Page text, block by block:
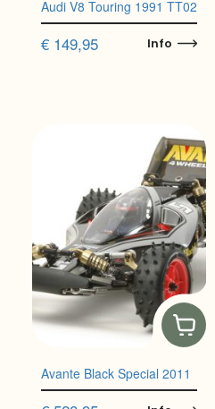
Audi V8 Touring 1991 TT02
€149,95 Info
Avante Black Special 2011